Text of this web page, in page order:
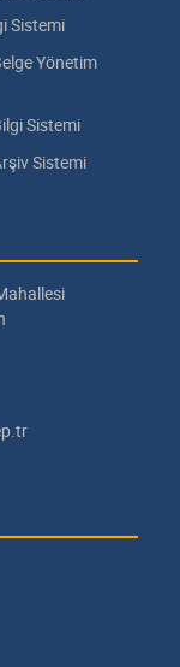
Sistemi
Yönetim
Sistemi
Sistemi